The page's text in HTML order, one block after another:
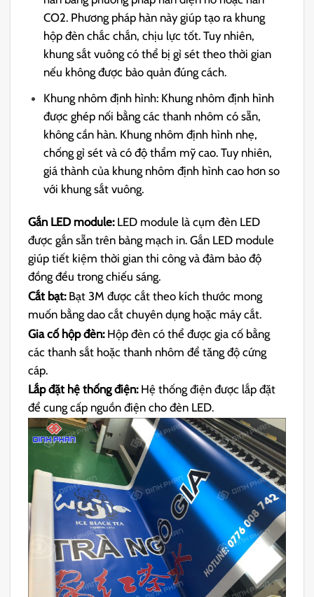
CO2. Phương pháp hàn này giúp tạo ra khung
hộp đèn chắc chắn, chịu lực tốt. Tuy nhiên,
khung sắt vuông có thể bị gỉ sét theo thời gian
nếu không được bảo quản đúng cách.
Khung nhôm định hình: Khung nhôm định hình
được ghép nối bằng các thanh nhôm có sẵn,
không cần hàn. Khung nhôm định hình nhẹ,
chống gỉ sét và có độ thẩm mỹ cao. Tuy nhiên,
giá thành của khung nhôm định hình cao hơn so
với khung sắt vuông.
Gắn LED module:LED module là cụm đèn LED
được gắn sẵn trên bảng mạch in. Gắn LED module
giúp tiết kiệm thời gian thi công và đảm bảo độ
đồng đều trong chiếu sáng.
Cắt bạt:Bạt 3M được cắt theo kích thước mong
muốn bằng dao cắt chuyên dụng hoặc máy cắt.
Gia cố hộp đèn:Hộp đèn có thể được gia cố bằng
các thanh sắt hoặc thanh nhôm để tăng độ cứng
cáp.
Lắp đặt hệ thống điện:Hệ thống điện được lắp đặt
để cung cấp nguồn điện cho đèn LED.